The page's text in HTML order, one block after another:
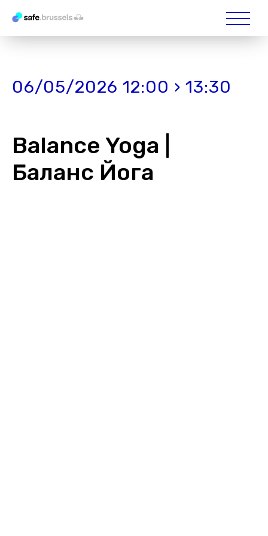
06/05/2026 12:00 › 13:30
Balance Yoga |
Баланс Йога